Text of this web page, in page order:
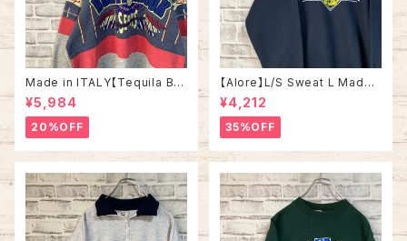
Made in ITALY【Tequila Bo
om】L/S Sweat/Trainer XL 9
0s ハーフジップスウェット トレ
ーナー マルチカラー レーシング
イタリア製 Euro ユーロ 古着
¥5,984
20%OFF
【Alore】L/S Sweat L Made i
n USA 90s 社交クラブ プロモ
ーション スウェット トレーナー
USA製 vintage ヴィンテージ
アメリカ USA 古着
¥4,212
35%OFF